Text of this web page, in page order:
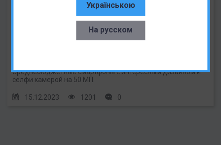
Українською
На русском
Среднебюджетные смартфоны с интересным дизайном и
селфи камерой на 50 МП.
15.12.2023 1201 0